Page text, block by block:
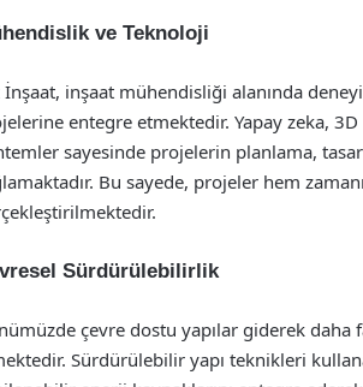
ve Teknoloji
İnşaat, inşaat mühendisliği alanında
entegre etmektedir. Yapay zeka,
sayesinde projelerin planlama,
Bu sayede, projeler hem
Sürdürülebilirlik
çevre dostu yapılar giderek
Sürdürülebilir yapı teknikleri